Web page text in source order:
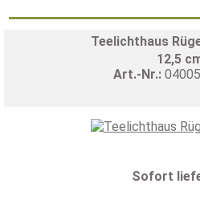
Teelichthaus
12,5
Art.-Nr.:
Sofort